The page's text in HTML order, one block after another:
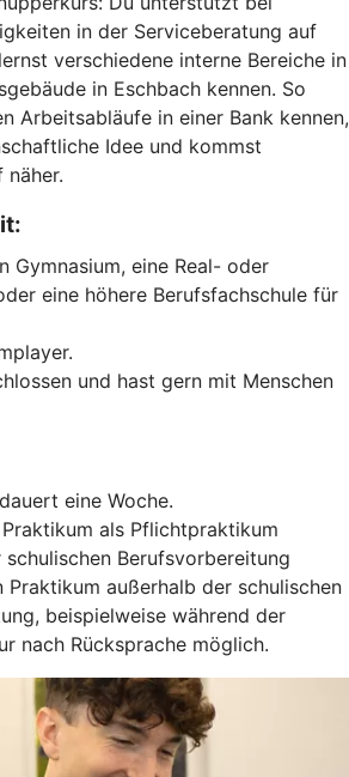
in der Serviceberatung auf
verschiedene interne Bereiche in
in Eschbach kennen. So
Arbeitsabläufe in einer Bank kennen,
Idee und kommst
näher.
Gymnasium, eine Real- oder
eine höhere Berufsfachschule für
und hast gern mit Menschen
eine Woche.
als Pflichtpraktikum
Berufsvorbereitung
Praktikum außerhalb der schulischen
beispielweise während der
nach Rücksprache möglich.